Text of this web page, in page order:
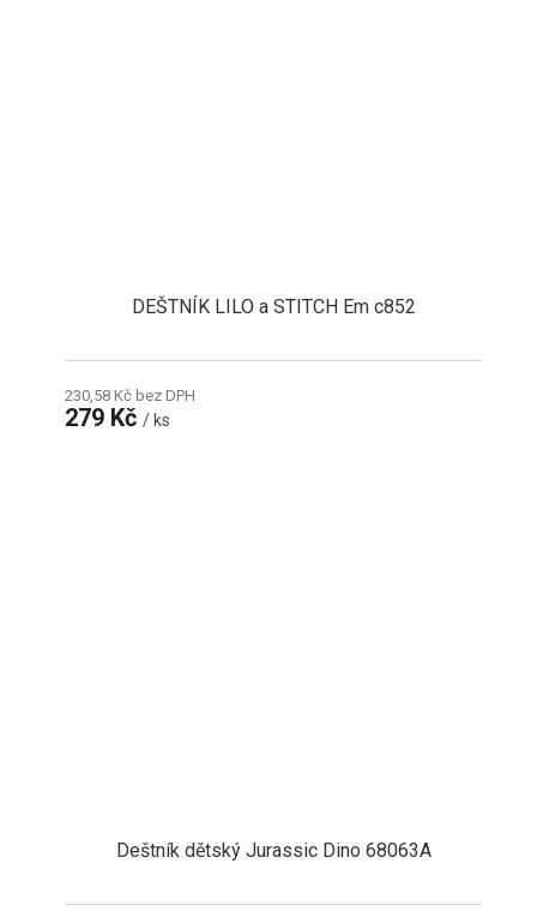
DEŠTNÍK LILO a STITCH Em c852
230,58 Kč bez DPH
279 Kč/ ks
Deštník dětský Jurassic Dino 68063A